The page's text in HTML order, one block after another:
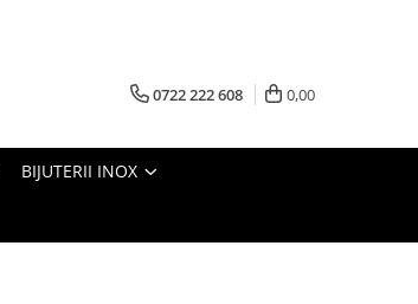
0722 222 608 0,00
BIJUTERII INOX